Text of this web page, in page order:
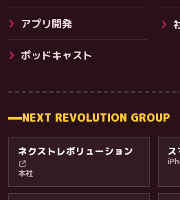
その他サービス
アプリ開発
ポッドキャスト
NEXT REVOLUTION GROUP
ネクストレボリューション
本社